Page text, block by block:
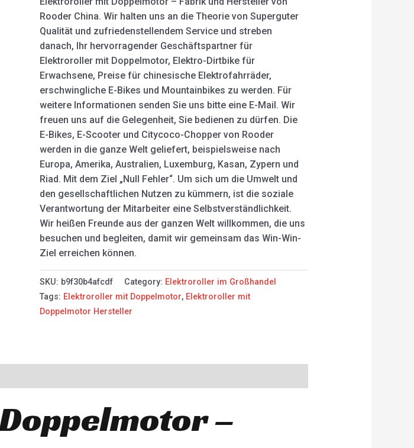
Rooder China. Wir halten uns an die Theorie von Superguter
Qualität und zufriedenstellendem Service und streben
danach, Ihr hervorragender Geschäftspartner für
Elektroroller mit Doppelmotor, Elektro-Dirtbike für
Erwachsene, Preise für chinesische Elektrofahrräder,
erschwingliche E-Bikes und Mountainbikes zu werden. Für
weitere Informationen senden Sie uns bitte eine E-Mail. Wir
freuen uns auf die Gelegenheit, Sie bedienen zu dürfen. Die
E-Bikes, E-Scooter und Citycoco-Chopper von Rooder
werden in die ganze Welt geliefert, beispielsweise nach
Europa, Amerika, Australien, Luxemburg, Kasan, Zypern und
Riad. Mit dem Ziel „Null Fehler“. Um sich um die Umwelt und
den gesellschaftlichen Nutzen zu kümmern, ist die soziale
Verantwortung der Mitarbeiter eine Selbstverständlichkeit.
Wir heißen Freunde aus der ganzen Welt willkommen, die uns
besuchen und begleiten, damit wir gemeinsam das Win-Win-
Ziel erreichen können.
SKU: b9f30b4afcdf Category: Elektroroller im Großhandel
Tags: Elektroroller mit Doppelmotor, Elektroroller mit
Doppelmotor Hersteller
–